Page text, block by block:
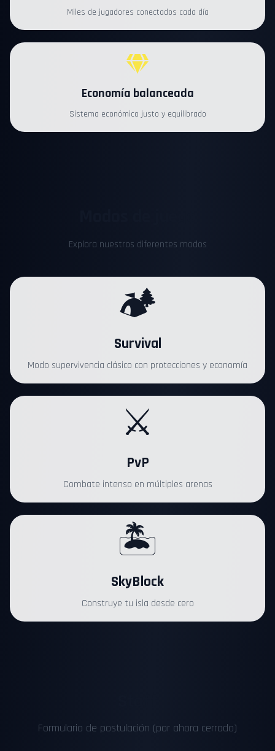
Miles de jugadores conectados cada día
Economía balanceada
Sistema económico justo y equilibrado
Explora nuestros diferentes modos
🏕️
Survival
Modo supervivencia clásico con protecciones y economía
⚔️
PvP
Combate intenso en múltiples arenas
🏝️
SkyBlock
Construye tu isla desde cero
Formulario de postulación (por ahora cerrado)